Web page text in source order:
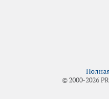
© 2000-2026